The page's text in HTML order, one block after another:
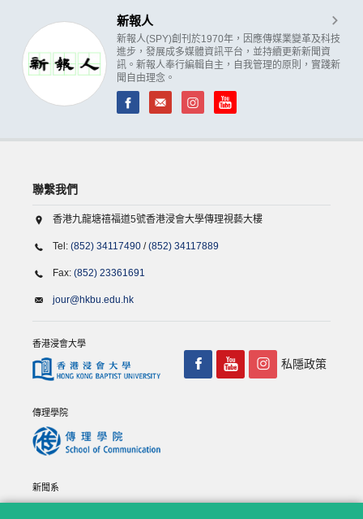
新報人
新報人(SPY)創刊於1970年，因應傳媒業變革及科技
進步，發展成多媒體資訊平台，並持續更新新聞資
訊。新報人奉行編輯自主，自我管理的原則，實踐新
聞自由理念。
聯繫我們
香港九龍塘禧福道5號香港浸會大學傳理視藝大樓
Tel: (852) 34117490 /(852) 34117889
Fax: (852) 23361691
jour@hkbu.edu.hk
香港浸會大學
傳理學院
新聞系
私隱政策